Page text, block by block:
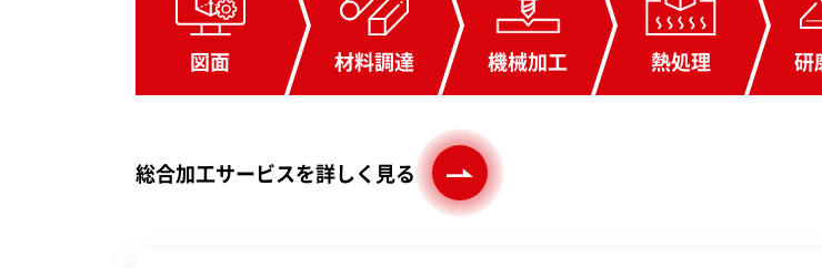
図面 材料調達 機械加工 熱処理 研
総合加工サービスを詳しく見る